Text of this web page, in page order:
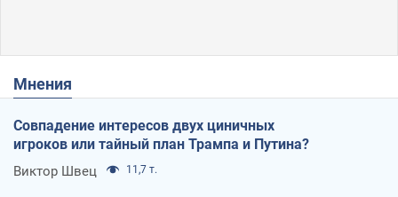
Мнения
Совпадение интересов двух циничных
игроков или тайный план Трампа и Путина?
Виктор Швец 11,7 т.